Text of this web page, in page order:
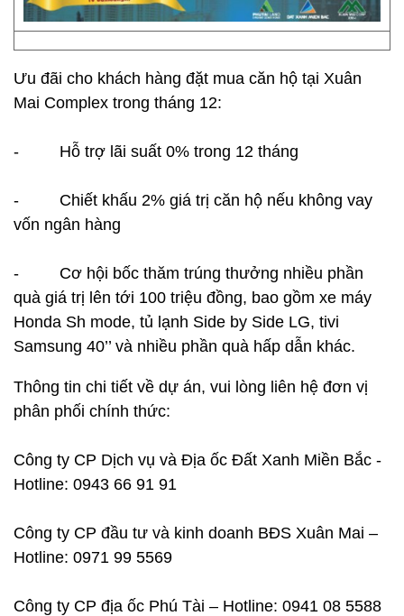
Ưu đãi cho khách hàng đặt mua căn hộ tại Xuân
Mai Complex trong tháng 12:
- Hỗ trợ lãi suất 0% trong 12 tháng
- Chiết khấu 2% giá trị căn hộ nếu không vay
vốn ngân hàng
- Cơ hội bốc thăm trúng thưởng nhiều phần
quà giá trị lên tới 100 triệu đồng, bao gồm xe máy
Honda Sh mode, tủ lạnh Side by Side LG, tivi
Samsung 40’’ và nhiều phần quà hấp dẫn khác.
Thông tin chi tiết về dự án, vui lòng liên hệ đơn vị
phân phối chính thức:
Công ty CP Dịch vụ và Địa ốc Đất Xanh Miền Bắc -
Hotline: 0943 66 91 91
Công ty CP đầu tư và kinh doanh BĐS Xuân Mai –
Hotline: 0971 99 5569
Công ty CP địa ốc Phú Tài – Hotline: 0941 08 5588